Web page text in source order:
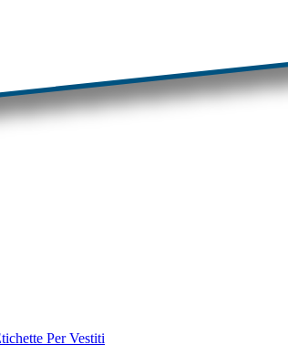
Per Vestiti